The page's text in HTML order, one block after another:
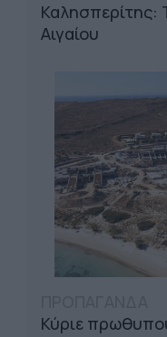
Καλησπερίτης:
Αιγαίου
Κύριε